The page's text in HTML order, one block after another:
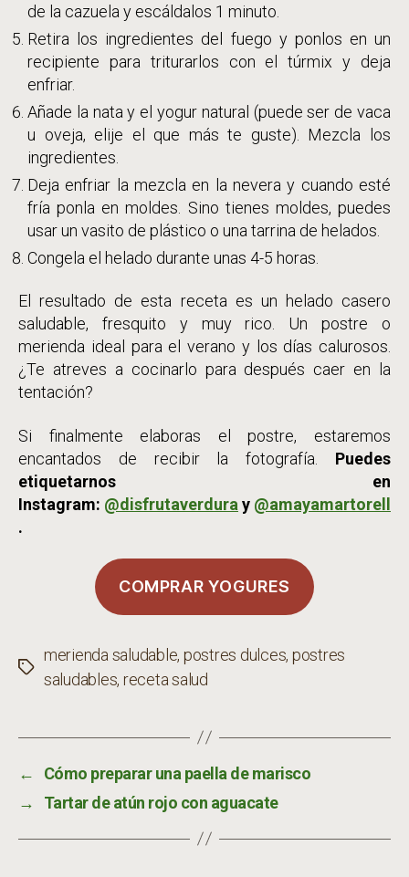
de la cazuela y escáldalos 1 minuto.
Retira los ingredientes del fuego y ponlos en un
recipiente para triturarlos con el túrmix y deja
enfriar.
Añade la nata y el yogur natural (puede ser de vaca
u oveja, elije el que más te guste). Mezcla los
ingredientes.
Deja enfriar la mezcla en la nevera y cuando esté
fría ponla en moldes. Sino tienes moldes, puedes
usar un vasito de plástico o una tarrina de helados.
Congela el helado durante unas 4-5 horas.
El resultado de esta receta es un helado casero
saludable, fresquito y muy rico. Un postre o
merienda ideal para el verano y los días calurosos.
¿Te atreves a cocinarlo para después caer en la
tentación?
Si finalmente elaboras el postre, estaremos
encantados de recibir la fotografía. Puedes
etiquetarnos en
Instagram: @disfrutaverdura y @amayamartorell
.
COMPRAR YOGURES
Etiquetas
merienda saludable, postres dulces, postres
saludables, receta salud
←
Cómo preparar una paella de marisco
→
Tartar de atún rojo con aguacate